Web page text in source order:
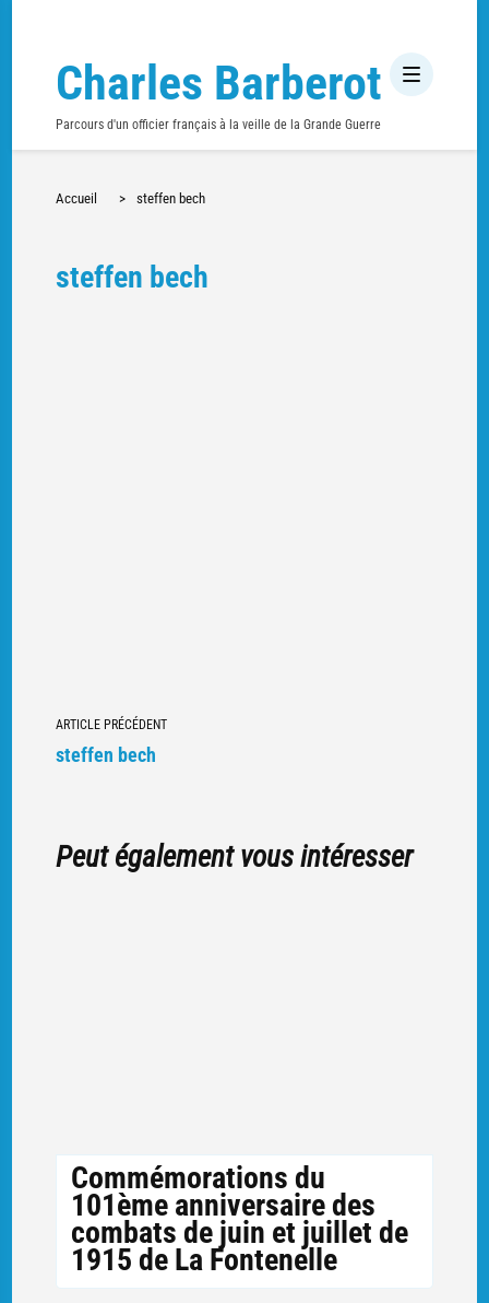
Charles Barberot
Parcours d'un officier français à la veille de la Grande Guerre
Accueil > steffen bech
steffen bech
Navigation
vers
ARTICLE PRÉCÉDENT
steffen bech
Peut également vous intéresser
Commémorations du
101ème anniversaire des
combats de juin et juillet de
1915 de La Fontenelle